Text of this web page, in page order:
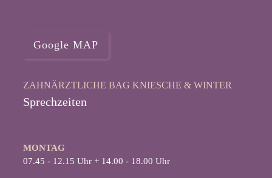
Google MAP
ZAHNÄRZTLICHE BAG KNIESCHE & WINTER
Sprechzeiten
MONTAG
07.45 - 12.15 Uhr + 14.00 - 18.00 Uhr